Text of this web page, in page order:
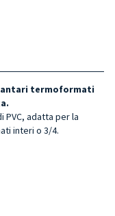
termoformati
adatta per la
interi o 3/4.